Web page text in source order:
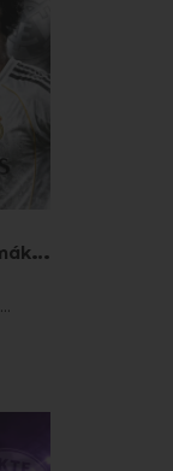
F
erencváros–Real Madrid közvetítés, formák és fogadási tippek